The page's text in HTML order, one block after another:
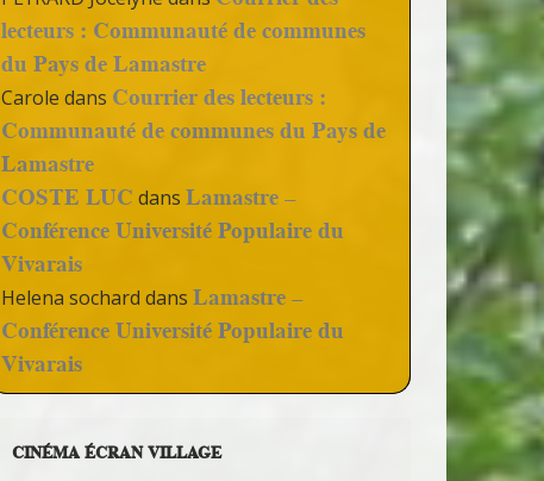
lecteurs : Communauté de communes
du Pays de Lamastre
Carole dans Courrier des lecteurs :
Communauté de communes du Pays de
Lamastre
COSTE LUC dansLamastre –
Conférence Université Populaire du
Vivarais
Helena sochard dansLamastre –
Conférence Université Populaire du
Vivarais
CINÉMA ÉCRAN VILLAGE